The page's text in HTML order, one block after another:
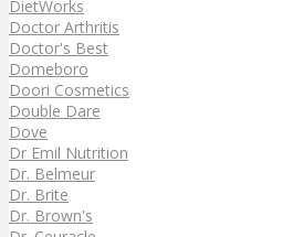
DietWorks
Doctor Arthritis
Doctor's Best
Domeboro
Doori Cosmetics
Double Dare
Dove
Dr Emil Nutrition
Dr. Belmeur
Dr. Brite
Dr. Brown's